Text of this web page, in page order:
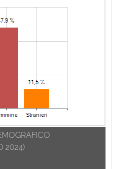
2024)